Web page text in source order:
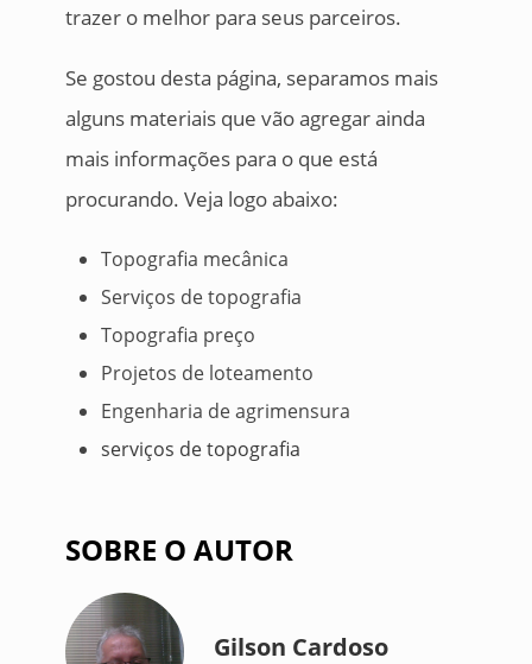
trazer o melhor para seus parceiros.
Se gostou desta página, separamos mais
alguns materiais que vão agregar ainda
mais informações para o que está
procurando. Veja logo abaixo:
Topografia mecânica
Serviços de topografia
Topografia preço
Projetos de loteamento
Engenharia de agrimensura
serviços de topografia
SOBRE O AUTOR
Gilson Cardoso